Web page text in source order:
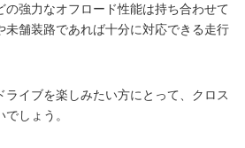
の強力なオフロード性能は持ち合わせて
未舗装路であれば十分に対応できる走行
ライブを楽しみたい方にとって、クロス
しょう。